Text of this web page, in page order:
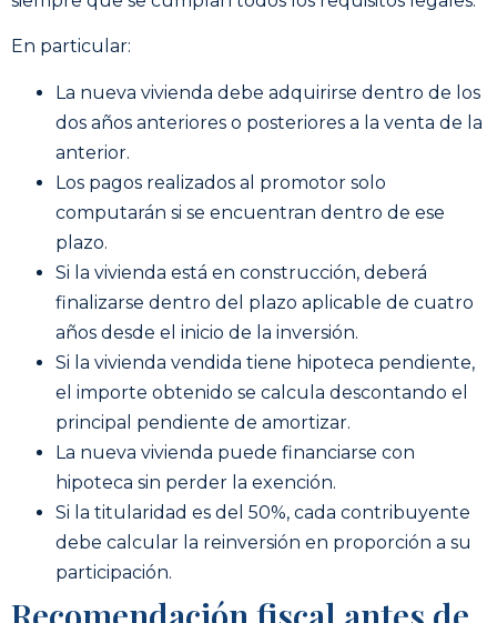
En particular:
La nueva vivienda debe adquirirse dentro de los
dos años anteriores o posteriores a la venta de la
anterior.
Los pagos realizados al promotor solo
computarán si se encuentran dentro de ese
plazo.
Si la vivienda está en construcción, deberá
finalizarse dentro del plazo aplicable de cuatro
años desde el inicio de la inversión.
Si la vivienda vendida tiene hipoteca pendiente,
el importe obtenido se calcula descontando el
principal pendiente de amortizar.
La nueva vivienda puede financiarse con
hipoteca sin perder la exención.
Si la titularidad es del 50%, cada contribuyente
debe calcular la reinversión en proporción a su
participación.